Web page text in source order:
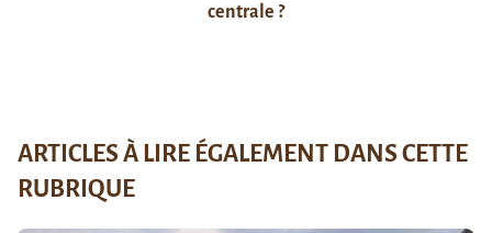
centrale ?
ARTICLES À LIRE ÉGALEMENT DANS CETTE
RUBRIQUE